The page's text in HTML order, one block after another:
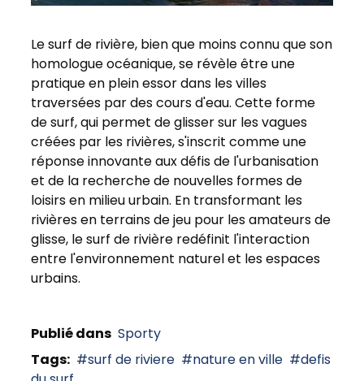
Le surf de rivière, bien que moins connu que son
homologue océanique, se révèle être une
pratique en plein essor dans les villes
traversées par des cours d'eau. Cette forme
de surf, qui permet de glisser sur les vagues
créées par les rivières, s'inscrit comme une
réponse innovante aux défis de l'urbanisation
et de la recherche de nouvelles formes de
loisirs en milieu urbain. En transformant les
rivières en terrains de jeu pour les amateurs de
glisse, le surf de rivière redéfinit l'interaction
entre l'environnement naturel et les espaces
urbains.
Publié dans Sporty
Tags:
surf de riviere nature en ville
defis